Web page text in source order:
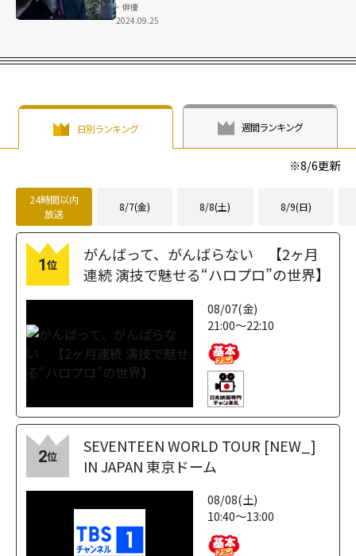
俳優
2024.09.25
日別ランキング 週間ランキング
※8/6更新
24時間以内
放送
8/7(金) 8/8(土) 8/9(日)
1位
がんばって、がんばらない 【2ヶ月
連続 演技で魅せる“ハロプロ”の世界】
08/07(金)
21:00～22:10
2位
SEVENTEEN WORLD TOUR [NEW_]
IN JAPAN 東京ドーム
08/08(土)
10:40～13:00